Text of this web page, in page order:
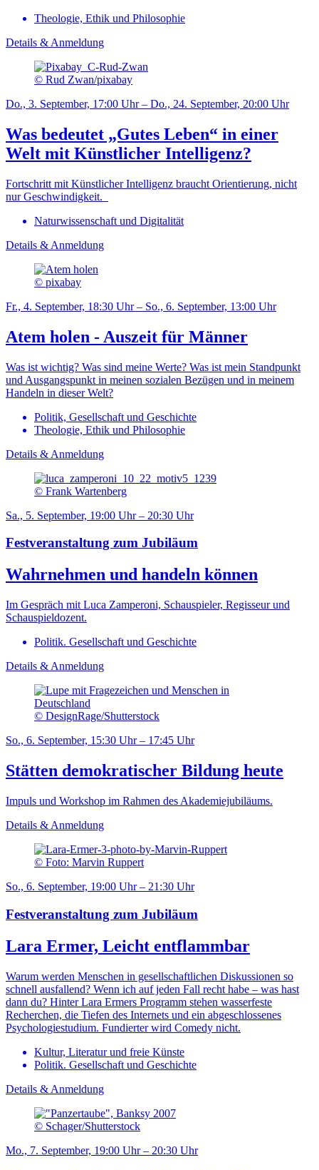
Theologie, Ethik und Philosophie
Details & Anmeldung
© Rud Zwan/pixabay
Do., 3. September, 17:00 Uhr – Do., 24. September, 20:00 Uhr
Was bedeutet „Gutes Leben“ in einer
Welt mit Künstlicher Intelligenz?
Fortschritt mit Künstlicher Intelligenz braucht Orientierung, nicht
nur Geschwindigkeit.
Naturwissenschaft und Digitalität
Details & Anmeldung
© pixabay
Fr., 4. September, 18:30 Uhr – So., 6. September, 13:00 Uhr
Atem holen - Auszeit für Männer
Was ist wichtig? Was sind meine Werte? Was ist mein Standpunkt
und Ausgangspunkt in meinen sozialen Bezügen und in meinem
Handeln in dieser Welt?
Politik, Gesellschaft und Geschichte
Theologie, Ethik und Philosophie
Details & Anmeldung
© Frank Wartenberg
Sa., 5. September, 19:00 Uhr – 20:30 Uhr
Festveranstaltung zum Jubiläum
Wahrnehmen und handeln können
Im Gespräch mit Luca Zamperoni, Schauspieler, Regisseur und
Schauspieldozent.
Politik. Gesellschaft und Geschichte
Details & Anmeldung
© DesignRage/Shutterstock
So., 6. September, 15:30 Uhr – 17:45 Uhr
Stätten demokratischer Bildung heute
Impuls und Workshop im Rahmen des Akademiejubiläums.
Details & Anmeldung
© Foto: Marvin Ruppert
So., 6. September, 19:00 Uhr – 21:30 Uhr
Festveranstaltung zum Jubiläum
Lara Ermer, Leicht entflammbar
Warum werden Menschen in gesellschaftlichen Diskussionen so
schnell ausfallend? Wenn ich auf jeden Fall recht habe – was hast
dann du? Hinter Lara Ermers Programm stehen wasserfeste
Recherchen, die Tiefen des Internets und ein abgeschlossenes
Psychologiestudium. Fundierter wird Comedy nicht.
Kultur, Literatur und freie Künste
Politik. Gesellschaft und Geschichte
Details & Anmeldung
© Schager/Shutterstock
Mo., 7. September, 19:00 Uhr – 20:30 Uhr